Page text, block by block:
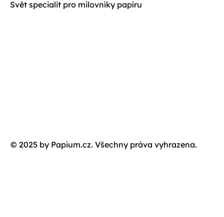
Svět specialit pro milovníky papíru
© 2025 by Papium.cz. Všechny práva vyhrazena.